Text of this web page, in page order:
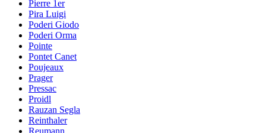
Pierre 1er
Pira Luigi
Poderi Giodo
Poderi Orma
Pointe
Pontet Canet
Poujeaux
Prager
Pressac
Proidl
Rauzan Segla
Reinthaler
Reumann